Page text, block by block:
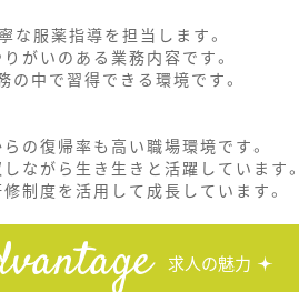
な服薬指導を担当します。
がいのある業務内容です。
中で習得できる環境です。
の復帰率も高い職場環境です。
ながら生き生きと活躍しています。
制度を活用して成長しています。
求人の魅力